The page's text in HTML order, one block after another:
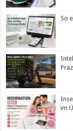
So
im